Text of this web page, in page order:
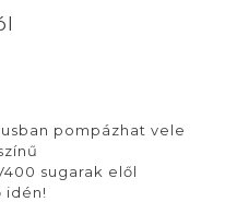
pompázhat vele
sugarak elől
idén!